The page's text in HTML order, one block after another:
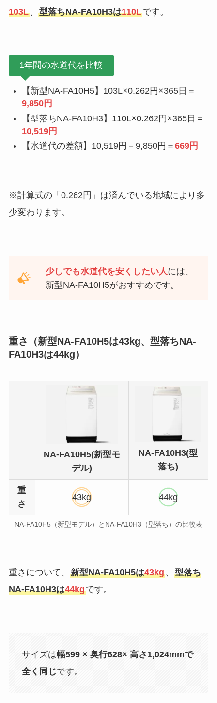
103L、 型落ちNA-FA10H3は110Lです。
1年間の水道代を比較
【新型NA-FA10H5】103L×0.262円×365日＝
9,850円
【型落ちNA-FA10H3】110L×0.262円×365日＝
10,519円
【水道代の差額】10,519円－9,850円＝ 669円
※計算式の「0.262円」は済んでいる地域により多
少変わります。
少しでも水道代を安くしたい人 には、
新型NA-FA10H5がおすすめです。
重さ（新型NA-FA10H5は43kg、型落ちNA-
FA10H3は44kg）
NA-FA10H5(新型モ
デル)
NA-FA10H3(型
落ち)
重
さ
43kg 44kg
NA-FA10H5（新型モデル）とNA-FA10H3（型落ち）の比較表
重さについて、 新型NA-FA10H5は43kg、 型落ち
NA-FA10H3は44kgです。
サイズは幅599 × 奥行628× 高さ1,024mmで
全く同じです。